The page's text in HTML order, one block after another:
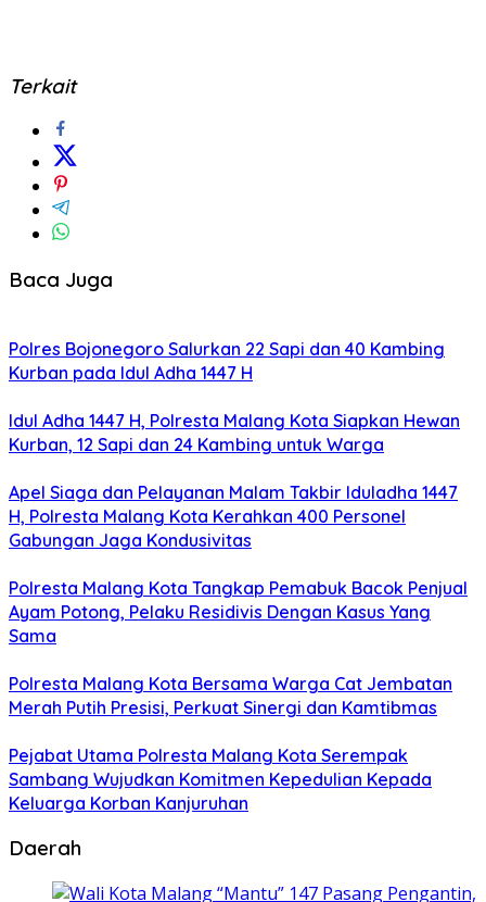
Terkait
Baca Juga
Polres Bojonegoro Salurkan 22 Sapi dan 40 Kambing
Kurban pada Idul Adha 1447 H
Idul Adha 1447 H, Polresta Malang Kota Siapkan Hewan
Kurban, 12 Sapi dan 24 Kambing untuk Warga
Apel Siaga dan Pelayanan Malam Takbir Iduladha 1447
H, Polresta Malang Kota Kerahkan 400 Personel
Gabungan Jaga Kondusivitas
Polresta Malang Kota Tangkap Pemabuk Bacok Penjual
Ayam Potong, Pelaku Residivis Dengan Kasus Yang
Sama
Polresta Malang Kota Bersama Warga Cat Jembatan
Merah Putih Presisi, Perkuat Sinergi dan Kamtibmas
Pejabat Utama Polresta Malang Kota Serempak
Sambang Wujudkan Komitmen Kepedulian Kepada
Keluarga Korban Kanjuruhan
Daerah